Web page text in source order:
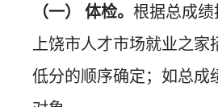
（一） 体检。 根据总成
上饶市人才市场就业之
低分的顺序确定；如总成